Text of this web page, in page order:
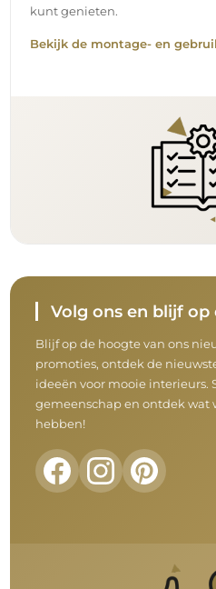
kunt genieten.
Bekijk de montage- en
Volg ons en blijf
Blijf op de hoogte van ons
promoties, ontdek de
ideeën voor mooie interieurs.
gemeenschap en ontdek wat
hebben!